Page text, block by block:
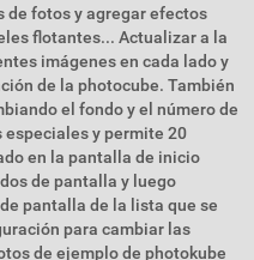
de fotos y agregar efectos
flotantes... Actualizar a la
imágenes en cada lado y
de la photocube. También
el fondo y el número de
y permite 20
en la pantalla de inicio
de pantalla y luego
pantalla de la lista que se
para cambiar las
de ejemplo de photokube